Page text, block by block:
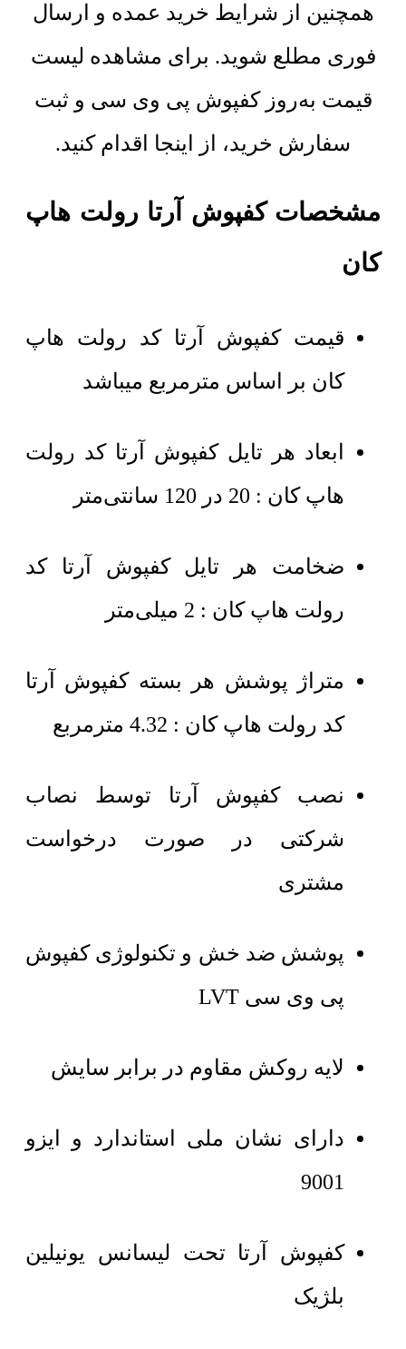
همچنین از شرایط خرید عمده و ارسال
فوری مطلع شوید. برای مشاهده لیست
قیمت به‌روز کفپوش پی وی سی و ثبت
سفارش خرید، از اینجا اقدام کنید.
مشخصات کفپوش آرتا رولت هاپ
کان
قیمت کفپوش آرتا کد رولت هاپ
کان بر اساس مترمربع میباشد
ابعاد هر تایل کفپوش آرتا کد رولت
هاپ کان : 20 در 120 سانتی‌متر
ضخامت هر تایل کفپوش آرتا کد
رولت هاپ کان : 2 میلی‌متر
متراژ پوشش هر بسته کفپوش آرتا
کد رولت هاپ کان : 4.32 مترمربع
نصب کفپوش آرتا توسط نصاب
شرکتی در صورت درخواست
مشتری
پوشش ضد خش و تکنولوژی کفپوش
پی وی سی LVT
لایه روکش مقاوم در برابر سایش
دارای نشان ملی استاندارد و ایزو
9001
کفپوش آرتا تحت لیسانس یونیلین
بلژیک